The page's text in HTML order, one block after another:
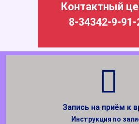
Контактный
8-34342-9-91-
Запись на приём к
Инструкция по